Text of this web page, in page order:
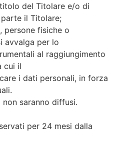
del Titolare e/o di
il Titolare;
fisiche o
avvalga per lo
al raggiungimento
cui il
i dati personali, in forza
saranno diffusi.
per 24 mesi dalla